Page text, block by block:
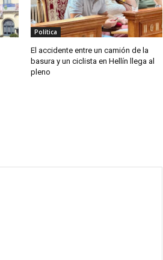
Política
El accidente entre un camión de la
basura y un ciclista en Hellín llega al
pleno